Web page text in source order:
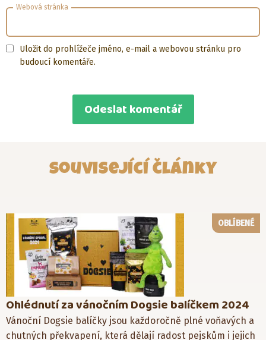
Webová stránka
Uložit do prohlížeče jméno, e-mail a webovou stránku pro
budoucí komentáře.
Související články
OBLÍBENÉ
Ohlédnutí za vánočním Dogsie balíčkem 2024
Vánoční Dogsie balíčky jsou každoročně plné voňavých a
chutných překvapení, která dělají radost pejskům i jejich